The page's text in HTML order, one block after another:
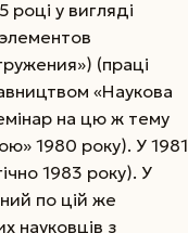
році у вигляді
(праці
«Наукова
на цю ж тему
1980 року). У 1981
1983 року). У
по цій же
науковців з